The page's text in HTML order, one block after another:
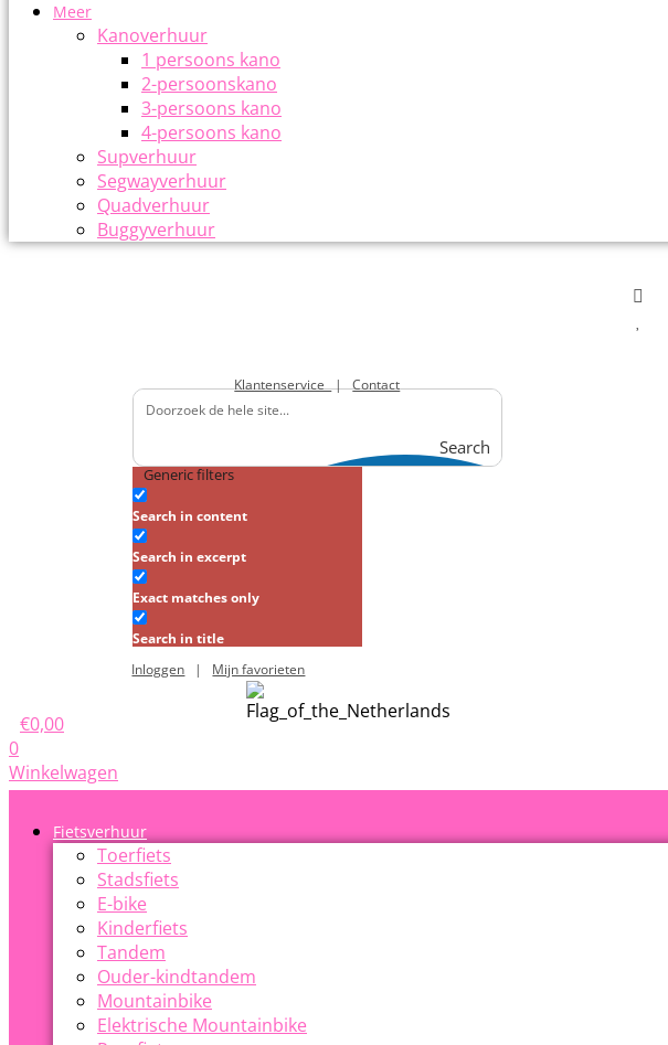
Meer
Kanoverhuur
1 persoons kano
2-persoonskano
3-persoons kano
4-persoons kano
Supverhuur
Segwayverhuur
Quadverhuur
Buggyverhuur
Klantenservice|Contact
Search
Generic filters
Search in content
Search in excerpt
Exact matches only
Search in title
Inloggen
| Mijn favorieten
€0,00
0
Winkelwagen
Fietsverhuur
Toerfiets
Stadsfiets
E-bike
Kinderfiets
Tandem
Ouder-kindtandem
Mountainbike
Elektrische Mountainbike